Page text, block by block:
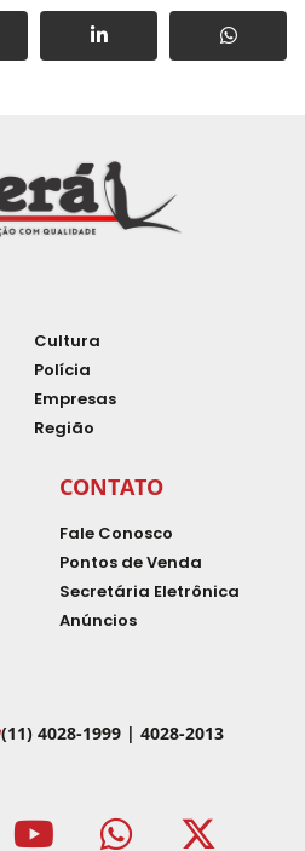
Cultura
Polícia
Empresas
Região
CONTATO
Fale Conosco
Pontos de Venda
Secretária Eletrônica
Anúncios
(11) 4028-1999 | 4028-2013